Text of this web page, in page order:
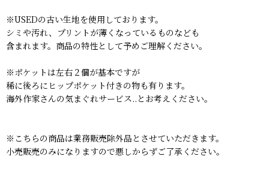
※USEDの古い生地を使用しております。
シミや汚れ、プリントが薄くなっているものなども
含まれます。商品の特性として予めご理解ください。
※ポケットは左右２個が基本ですが
稀に後ろにヒップポケット付きの物も有ります。
海外作家さんの気まぐれサービス..とお考えください。
※こちらの商品は業務販売除外品とさせていただきます。
小売販売のみになりますので悪しからずご了承ください。